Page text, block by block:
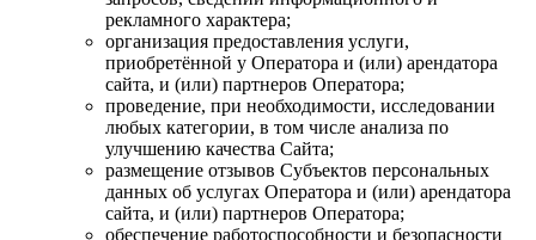
рекламного характера;
организация предоставления услуги,
приобретённой у Оператора и (или) арендатора
сайта, и (или) партнеров Оператора;
проведение, при необходимости, исследовании
любых категории, в том числе анализа по
улучшению качества Сайта;
размещение отзывов Субъектов персональных
данных об услугах Оператора и (или) арендатора
сайта, и (или) партнеров Оператора;
обеспечение работоспособности и безопасности